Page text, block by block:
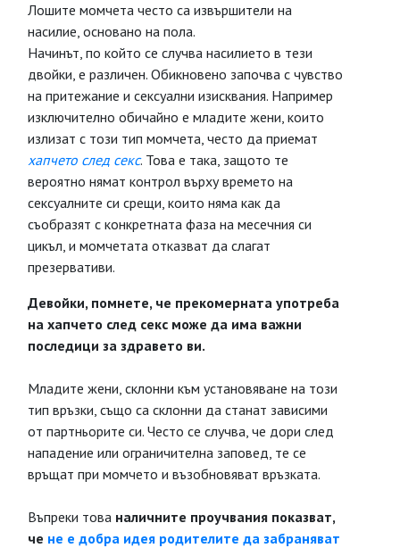
Лошите момчета често са извършители на
насилие, основано на пола.
Начинът, по който се случва насилието в тези
двойки, е различен. Обикновено започва с чувство
на притежание и сексуални изисквания. Например
изключително обичайно е младите жени, които
излизат с този тип момчета, често да приемат
хапчето след секс. Това е така, защото те
вероятно нямат контрол върху времето на
сексуалните си срещи, които няма как да
съобразят с конкретната фаза на месечния си
цикъл, и момчетата отказват да слагат
презервативи.
Девойки, помнете, че прекомерната употреба
на хапчето след секс може да има важни
последици за здравето ви.
Младите жени, склонни към установяване на този
тип връзки, също са склонни да станат зависими
от партньорите си. Често се случва, че дори след
нападение или ограничителна заповед, те се
връщат при момчето и възобновяват връзката.
Въпреки това наличните проучвания показват,
че не е добра идея родителите да забраняват